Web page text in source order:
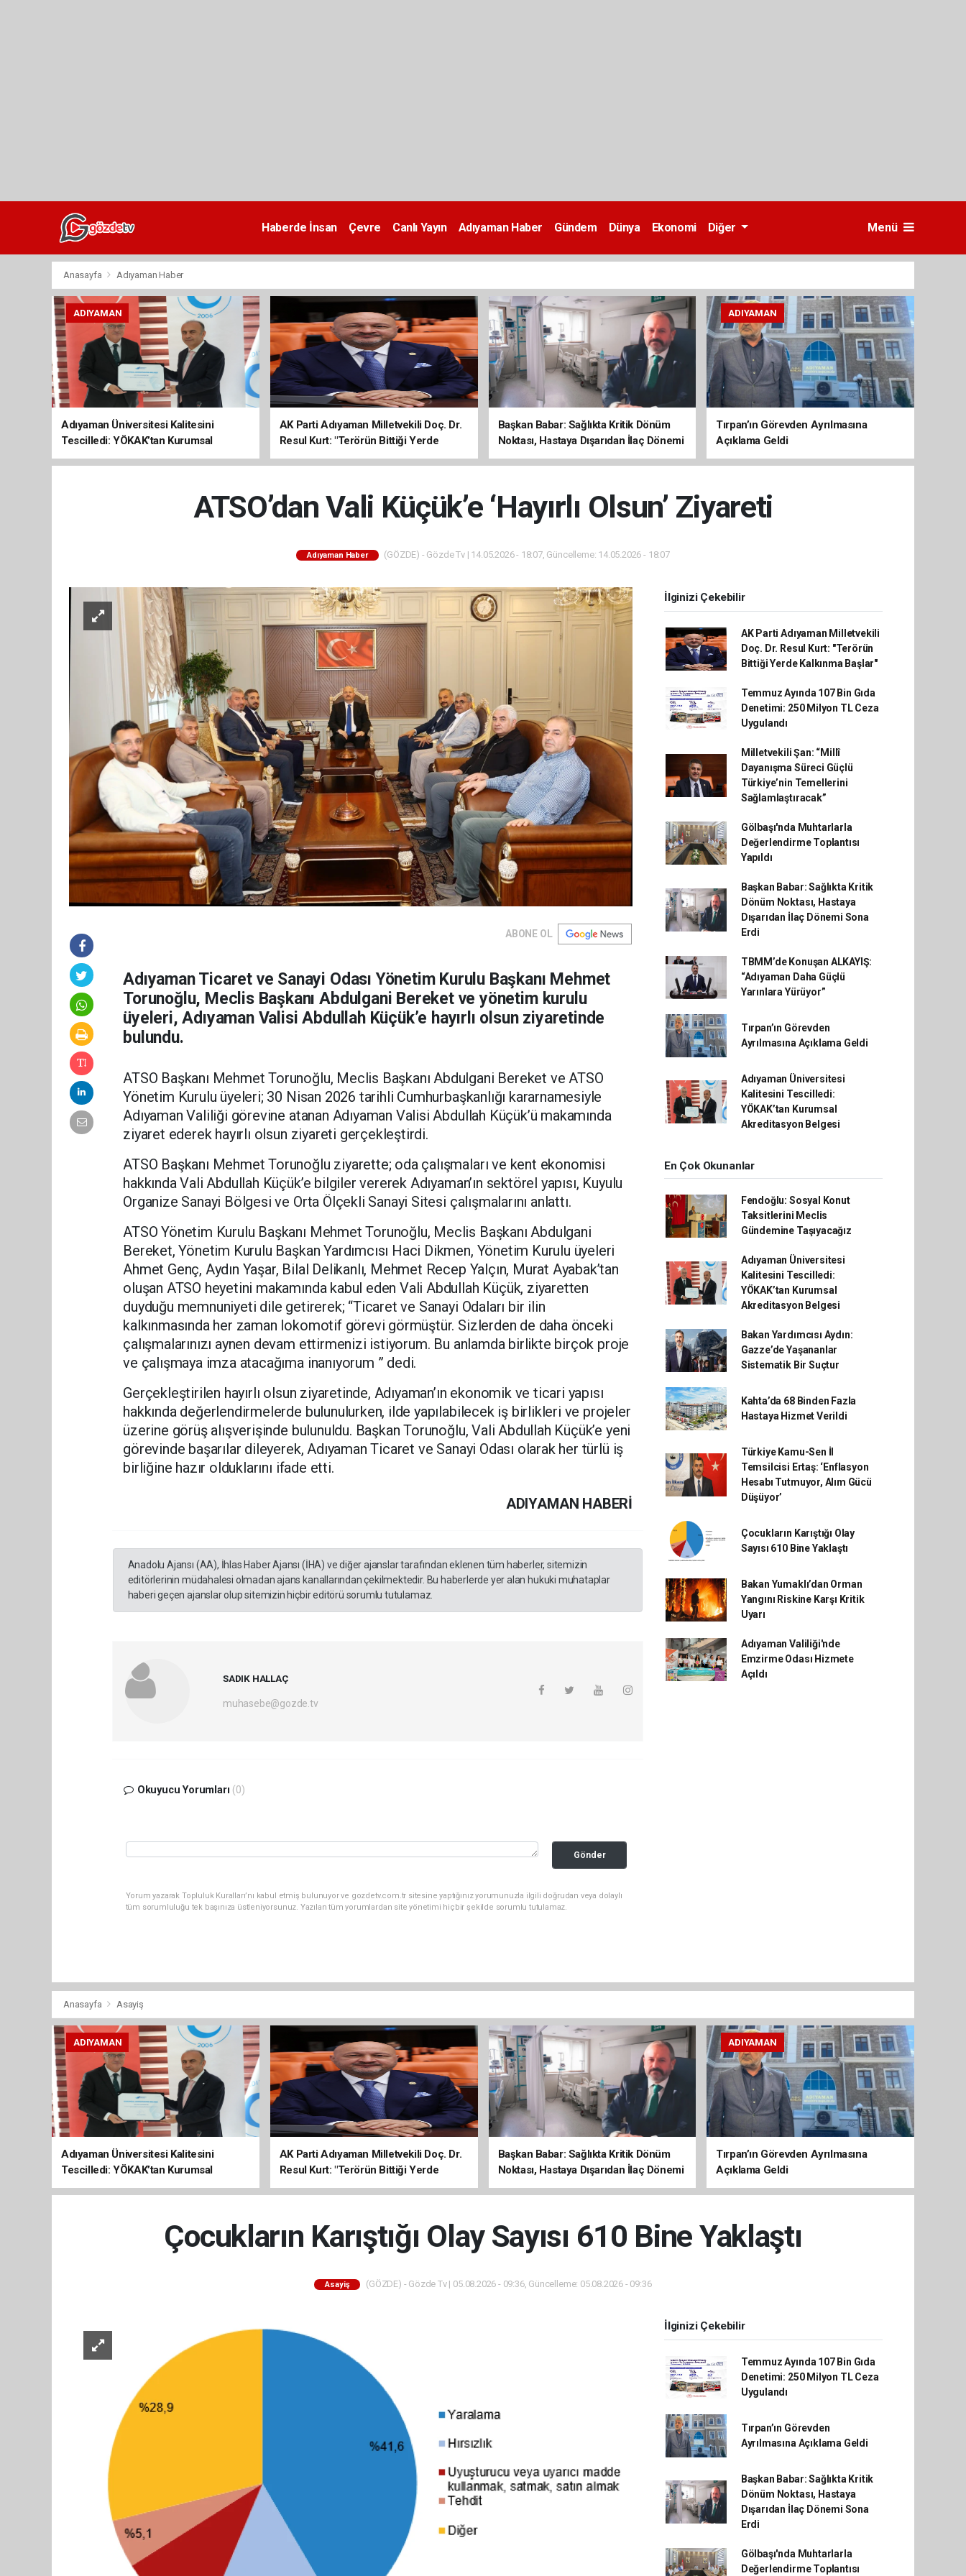
Haberde İnsan Çevre Canlı Yayın Adıyaman Haber Gündem Dünya Ekonomi Diğer Menü
Anasayfa Adıyaman Haber
ADIYAMAN
Adıyaman Üniversitesi Kalitesini
Tescilledi: YÖKAK’tan Kurumsal
Akreditasyon Belgesi
AK Parti Adıyaman Milletvekili Doç. Dr.
Resul Kurt: "Terörün Bittiği Yerde
Kalkınma Başlar"
Başkan Babar: Sağlıkta Kritik Dönüm
Noktası, Hastaya Dışarıdan İlaç Dönemi
Sona Erdi
ADIYAMAN
Tırpan’ın Görevden Ayrılmasına
Açıklama Geldi
ATSO’dan Vali Küçük’e ‘Hayırlı Olsun’ Ziyareti
Adıyaman Haber (GÖZDE) - Gözde Tv | 14.05.2026 - 18:07, Güncelleme: 14.05.2026 - 18:07
ABONE OL
Adıyaman Ticaret ve Sanayi Odası Yönetim Kurulu Başkanı Mehmet
Torunoğlu, Meclis Başkanı Abdulgani Bereket ve yönetim kurulu
üyeleri, Adıyaman Valisi Abdullah Küçük’e hayırlı olsun ziyaretinde
bulundu.
ATSO Başkanı Mehmet Torunoğlu, Meclis Başkanı Abdulgani Bereket ve ATSO
Yönetim Kurulu üyeleri; 30 Nisan 2026 tarihli Cumhurbaşkanlığı kararnamesiyle
Adıyaman Valiliği görevine atanan Adıyaman Valisi Abdullah Küçük’ü makamında
ziyaret ederek hayırlı olsun ziyareti gerçekleştirdi.
ATSO Başkanı Mehmet Torunoğlu ziyarette; oda çalışmaları ve kent ekonomisi
hakkında Vali Abdullah Küçük’e bilgiler vererek Adıyaman’ın sektörel yapısı, Kuyulu
Organize Sanayi Bölgesi ve Orta Ölçekli Sanayi Sitesi çalışmalarını anlattı.
ATSO Yönetim Kurulu Başkanı Mehmet Torunoğlu, Meclis Başkanı Abdulgani
Bereket, Yönetim Kurulu Başkan Yardımcısı Haci Dikmen, Yönetim Kurulu üyeleri
Ahmet Genç, Aydın Yaşar, Bilal Delikanlı, Mehmet Recep Yalçın, Murat Ayabak’tan
oluşan ATSO heyetini makamında kabul eden Vali Abdullah Küçük, ziyaretten
duyduğu memnuniyeti dile getirerek; “Ticaret ve Sanayi Odaları bir ilin
kalkınmasında her zaman lokomotif görevi görmüştür. Sizlerden de daha önceki
çalışmalarınızı aynen devam ettirmenizi istiyorum. Bu anlamda birlikte birçok proje
ve çalışmaya imza atacağıma inanıyorum ” dedi.
Gerçekleştirilen hayırlı olsun ziyaretinde, Adıyaman’ın ekonomik ve ticari yapısı
hakkında değerlendirmelerde bulunulurken, ilde yapılabilecek iş birlikleri ve projeler
üzerine görüş alışverişinde bulunuldu. Başkan Torunoğlu, Vali Abdullah Küçük’e yeni
görevinde başarılar dileyerek, Adıyaman Ticaret ve Sanayi Odası olarak her türlü iş
birliğine hazır olduklarını ifade etti.
ADIYAMAN HABERİ
Anadolu Ajansı (AA), İhlas Haber Ajansı (İHA) ve diğer ajanslar tarafından eklenen tüm haberler, sitemizin
editörlerinin müdahalesi olmadan ajans kanallarından çekilmektedir. Bu haberlerde yer alan hukuki muhataplar
haberi geçen ajanslar olup sitemizin hiçbir editörü sorumlu tutulamaz.
SADIK HALLAÇ
muhasebe@gozde.tv
Okuyucu Yorumları (0)
Gönder
Yorum yazarak Topluluk Kuralları’nı kabul etmiş bulunuyor ve gozdetv.com.tr sitesine yaptığınız yorumunuzla ilgili doğrudan veya dolaylı
tüm sorumluluğu tek başınıza üstleniyorsunuz. Yazılan tüm yorumlardan site yönetimi hiçbir şekilde sorumlu tutulamaz.
İlginizi Çekebilir
AK Parti Adıyaman Milletvekili
Doç. Dr. Resul Kurt: "Terörün
Bittiği Yerde Kalkınma Başlar"
Temmuz Ayında 107 Bin Gıda
Denetimi: 250 Milyon TL Ceza
Uygulandı
Milletvekili Şan: “Millî
Dayanışma Süreci Güçlü
Türkiye’nin Temellerini
Sağlamlaştıracak”
Gölbaşı'nda Muhtarlarla
Değerlendirme Toplantısı
Yapıldı
Başkan Babar: Sağlıkta Kritik
Dönüm Noktası, Hastaya
Dışarıdan İlaç Dönemi Sona
Erdi
TBMM’de Konuşan ALKAYIŞ:
“Adıyaman Daha Güçlü
Yarınlara Yürüyor”
Tırpan’ın Görevden
Ayrılmasına Açıklama Geldi
Adıyaman Üniversitesi
Kalitesini Tescilledi:
YÖKAK’tan Kurumsal
Akreditasyon Belgesi
En Çok Okunanlar
Fendoğlu: Sosyal Konut
Taksitlerini Meclis
Gündemine Taşıyacağız
Adıyaman Üniversitesi
Kalitesini Tescilledi:
YÖKAK’tan Kurumsal
Akreditasyon Belgesi
Bakan Yardımcısı Aydın:
Gazze’de Yaşananlar
Sistematik Bir Suçtur
Kahta’da 68 Binden Fazla
Hastaya Hizmet Verildi
Türkiye Kamu-Sen İl
Temsilcisi Ertaş: ‘Enflasyon
Hesabı Tutmuyor, Alım Gücü
Düşüyor’
Çocukların Karıştığı Olay
Sayısı 610 Bine Yaklaştı
Bakan Yumaklı’dan Orman
Yangını Riskine Karşı Kritik
Uyarı
Adıyaman Valiliği'nde
Emzirme Odası Hizmete
Açıldı
Anasayfa Asayiş
ADIYAMAN
Adıyaman Üniversitesi Kalitesini
Tescilledi: YÖKAK’tan Kurumsal
Akreditasyon Belgesi
AK Parti Adıyaman Milletvekili Doç. Dr.
Resul Kurt: "Terörün Bittiği Yerde
Kalkınma Başlar"
Başkan Babar: Sağlıkta Kritik Dönüm
Noktası, Hastaya Dışarıdan İlaç Dönemi
Sona Erdi
ADIYAMAN
Tırpan’ın Görevden Ayrılmasına
Açıklama Geldi
Çocukların Karıştığı Olay Sayısı 610 Bine Yaklaştı
Asayiş (GÖZDE) - Gözde Tv | 05.08.2026 - 09:36, Güncelleme: 05.08.2026 - 09:36
İlginizi Çekebilir
Temmuz Ayında 107 Bin Gıda
Denetimi: 250 Milyon TL Ceza
Uygulandı
Tırpan’ın Görevden
Ayrılmasına Açıklama Geldi
Başkan Babar: Sağlıkta Kritik
Dönüm Noktası, Hastaya
Dışarıdan İlaç Dönemi Sona
Erdi
Gölbaşı'nda Muhtarlarla
Değerlendirme Toplantısı